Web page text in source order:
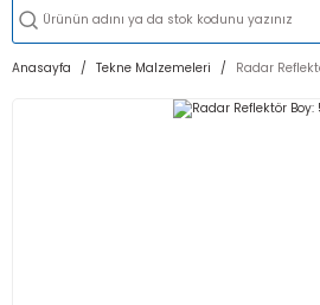
Anasayfa Tekne Malzemeleri Radar